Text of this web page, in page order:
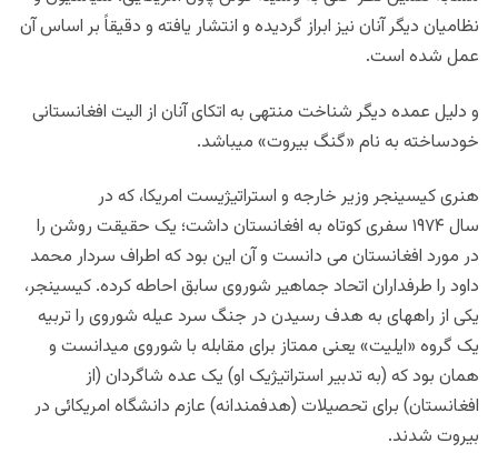
نظامیان دیگر آنان نیز ابراز گردیده و انتشار یافته و دقیقاً بر اساس آن
عمل شده است.
و دلیل عمده دیگر شناخت منتهی به اتکای آنان از الیت افغانستانی
خودساخته به نام «گنگ بیروت» میباشد.
هنری کیسینجر وزیر خارجه و استراتیژیست امریکا، که در
سال ۱۹۷۴ سفری کوتاه به افغانستان داشت؛ یک حقیقت روشن را
در مورد افغانستان می دانست و آن این بود که اطراف سردار محمد
داود را طرفداران اتحاد جماهیر شوروی سابق احاطه کرده. کیسینجر،
یکی از راههای به هدف رسیدن در جنگ سرد عیله شوروی را تربیه
یک گروه «ایلیت» یعنی ممتاز برای مقابله با شوروی میدانست و
همان بود که (به تدبیر استراتیژیک او) یک عده شاگردان (از
افغانستان) برای تحصیلات (هدفمندانه) عازم دانشگاه امریکائی در
بیروت شدند.